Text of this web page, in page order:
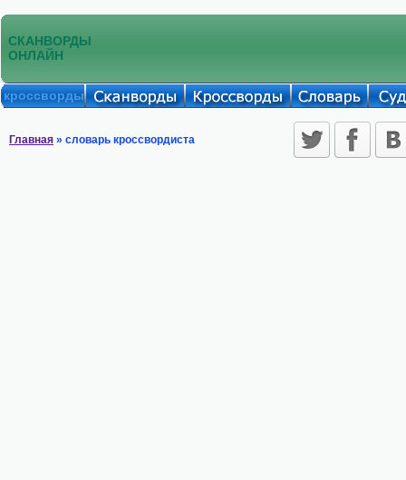
СКАНВОРДЫ
ОНЛАЙН
кроссворды
Главная » словарь кроссвордиста